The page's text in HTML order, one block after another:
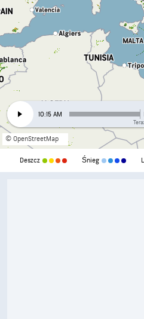
10:15 AM
© OpenStreetMap
Deszcz Śnieg